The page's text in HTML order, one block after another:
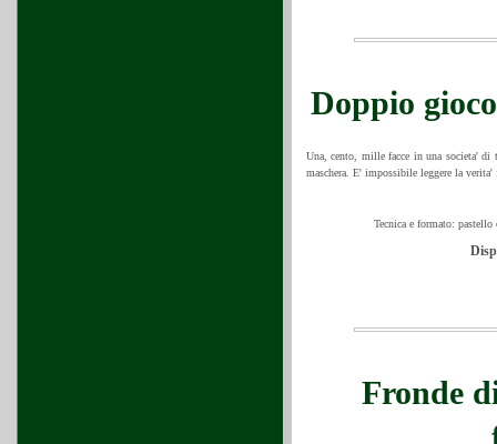
Doppio
Una, cento, mille facce in una societa' di
maschera. E' impossibile leggere la
Tecnica e formato: pastello
Fronde